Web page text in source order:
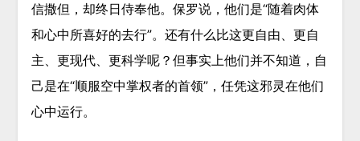
信撒但，却终日侍奉他。保罗说，他们是“随着肉体
和心中所喜好的去行”。还有什么比这更自由、更自
主、更现代、更科学呢？但事实上他们并不知道，自
己是在“顺服空中掌权者的首领”，任凭这邪灵在他们
心中运行。